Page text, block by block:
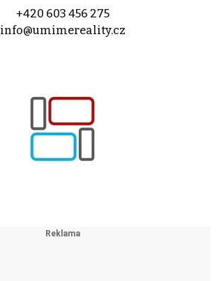
+420 603 456 275
info@umimereality.cz